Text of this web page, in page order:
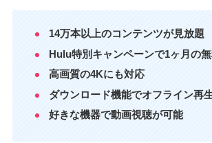
14万本以上のコンテンツが見放題
Hulu特別キャンペーンで1ヶ月の
高画質の4Kにも対応
ダウンロード機能でオフライン再
好きな機器で動画視聴が可能